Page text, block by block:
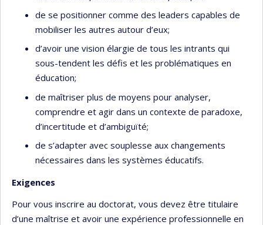
de se positionner comme des leaders capables de
mobiliser les autres autour d’eux;
d’avoir une vision élargie de tous les intrants qui
sous-tendent les défis et les problématiques en
éducation;
de maîtriser plus de moyens pour analyser,
comprendre et agir dans un contexte de paradoxe,
d’incertitude et d’ambiguïté;
de s’adapter avec souplesse aux changements
nécessaires dans les systèmes éducatifs.
Exigences
Pour vous inscrire au doctorat, vous devez être titulaire
d’une maîtrise et avoir une expérience professionnelle en